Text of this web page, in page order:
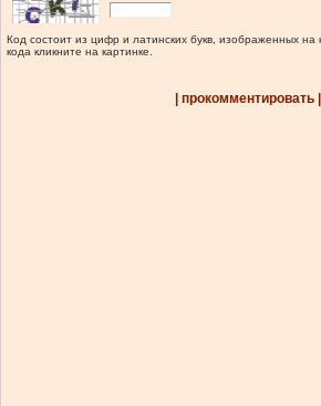
Код состоит из цифр и латинских букв, изображенных на
кода кликните на картинке.
| прокомментировать |